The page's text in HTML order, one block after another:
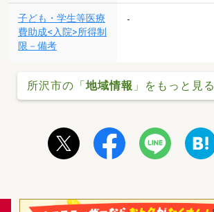
子ども・学生等医療
費助成<入院>所得制
限－備考
-
所沢市の「地域情報 」をもっと見る